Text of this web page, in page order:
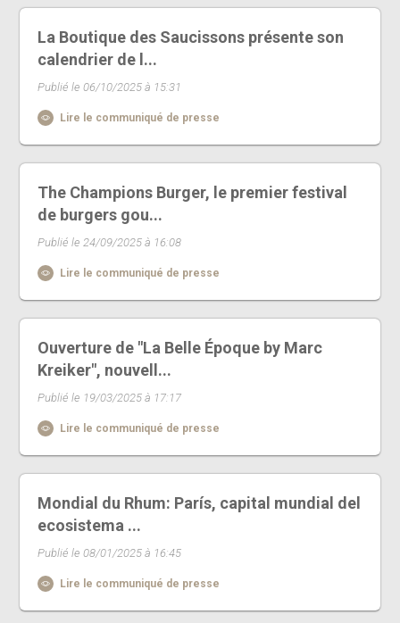
La Boutique des Saucissons présente son
calendrier de l...
Publié le 06/10/2025 à 15:31
Lire le communiqué de presse
The Champions Burger, le premier festival
de burgers gou...
Publié le 24/09/2025 à 16:08
Lire le communiqué de presse
Ouverture de "La Belle Époque by Marc
Kreiker", nouvell...
Publié le 19/03/2025 à 17:17
Lire le communiqué de presse
Mondial du Rhum: París, capital mundial del
ecosistema ...
Publié le 08/01/2025 à 16:45
Lire le communiqué de presse